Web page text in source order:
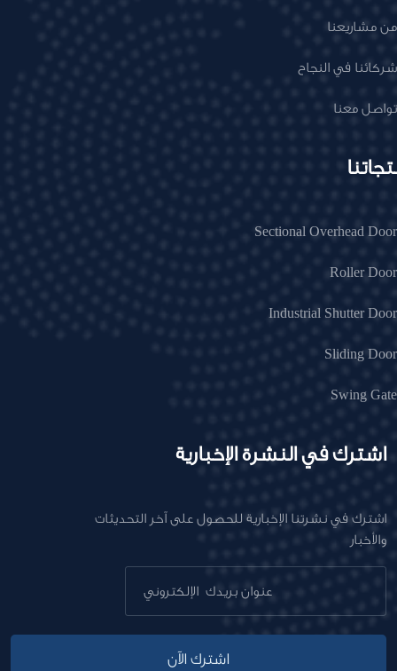
من مشاريعنا
شركائنا في النجاح
تواصل معنا
Sectional Overhead Door
Roller Door
Industrial Shutter Door
Sliding Door
Swing Gate
اشترك في النشرة الإخبارية
اشترك في نشرتنا الإخبارية للحصول على آخر التحديثات
والأخبار
اشترك الآن